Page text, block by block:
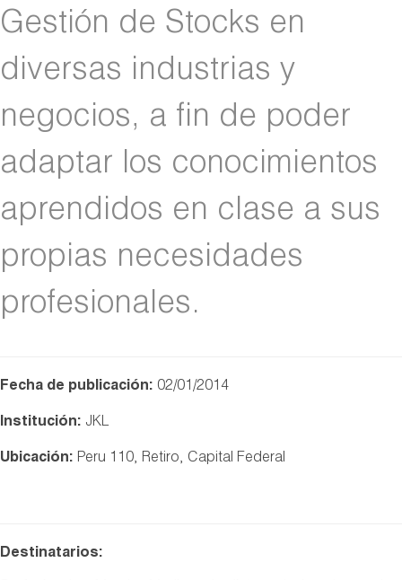
Gestión de Stocks en
diversas industrias y
negocios, a fin de poder
adaptar los conocimientos
aprendidos en clase a sus
propias necesidades
profesionales.
Fecha de publicación: 02/01/2014
Institución: JKL
Ubicación: Peru 110, Retiro, Capital Federal
Destinatarios: